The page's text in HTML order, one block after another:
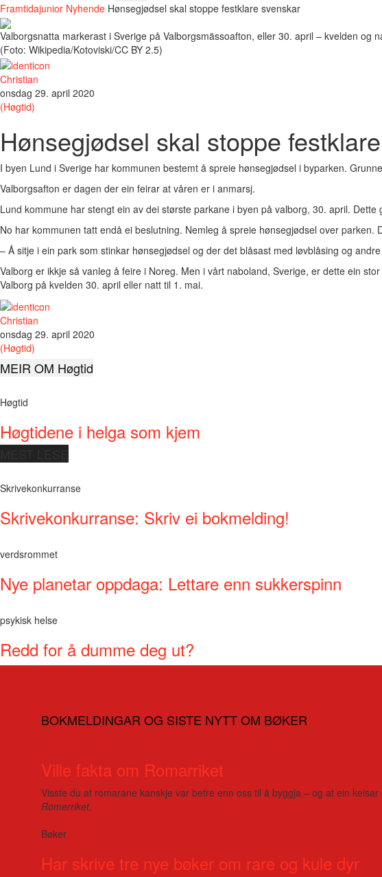
Framtidajunior Nyhende Hønsegjødsel skal stoppe festklare svenskar
Valborgsnatta markerast i Sverige på Valborgsmässoafton, eller 30. april – kvelden
(Foto: Wikipedia/Kotoviski/CC BY 2.5)
Christian
onsdag 29. april 2020
(Høgtid)
Hønsegjødsel skal stoppe
I byen Lund i Sverige har kommunen bestemt å spreie hønsegjødsel i byparken.
Valborgsafton er dagen der ein feirar at våren er i anmarsj.
Lund kommune har stengt ein av dei største parkane i byen på valborg, 30. april.
No har kommunen tatt endå ei beslutning. Nemleg å spreie hønsegjødsel over
– Å sitje i ein park som stinkar hønsegjødsel og der det blåsast med løvblåsing og
Valborg er ikkje så vanleg å feire i Noreg. Men i vårt naboland, Sverige, er dette ein
Valborg på kvelden 30. april eller natt til 1. mai.
Christian
onsdag 29. april 2020
(Høgtid)
MEIR OM Høgtid
Høgtid
Høgtidene i helga som kjem
Skrivekonkurranse
Skrivekonkurranse: Skriv ei bokmelding!
verdsrommet
Nye planetar oppdaga: Lettare enn sukkerspinn
psykisk helse
Redd for å dumme deg ut?
BOKMELDINGAR OG SISTE NYTT OM BØKER
Ville fakta om Romarriket
Visste du at romarane kanskje var betre enn oss til å byggja – og at ein
Romerriket.
Bøker
Har skrive tre nye bøker om rare og kule dyr